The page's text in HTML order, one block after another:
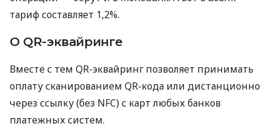
тариф составляет 1,2%.
О QR-эквайринге
Вместе с тем QR-эквайринг позволяет принимать
оплату сканированием QR-кода или дистанционно
через ссылку (без NFC) с карт любых банков
платежных систем.